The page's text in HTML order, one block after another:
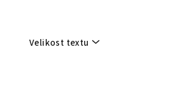
Velikost textu